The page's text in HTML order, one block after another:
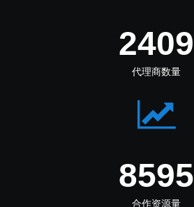
3662
代理商数量
12893
合作资源量